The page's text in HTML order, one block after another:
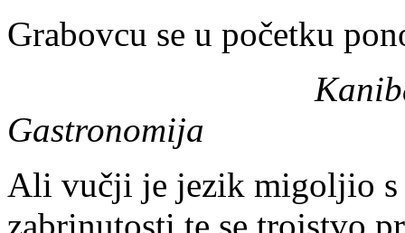
Grabovcu se u početku
Gastronomija
Ali vučji je jezik migoljio